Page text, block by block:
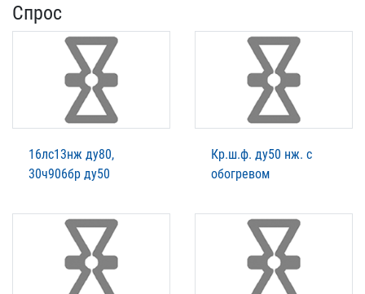
Спрос
16лс13нж ду80,
30ч906бр ду50
Кр.ш.ф. ду50 нж. с
обогревом